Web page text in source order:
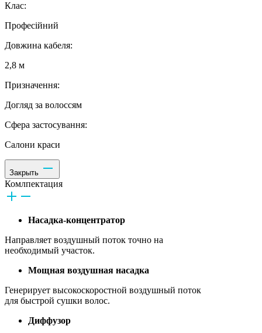
Клас:
Професійний
Довжина кабеля:
2,8 м
Призначення:
Догляд за волоссям
Сфера застосування:
Салони краси
Закрыть
Комлпектация
Насадка-концентратор
Направляет воздушный поток точно на
необходимый участок.
Мощная воздушная насадка
Генерирует высокоскоростной воздушный поток
для быстрой сушки волос.
Диффузор